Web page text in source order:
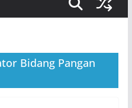
Bidang Pangan